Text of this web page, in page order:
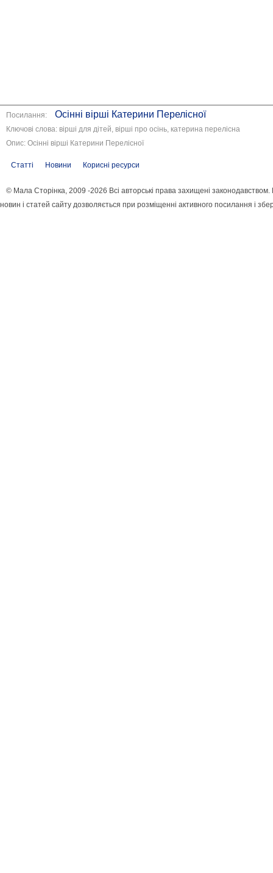
Посилання: Осінні вірші Катерини Перелісної
Ключові слова: вірші для дітей, вірші про осінь, катерина перелісна
Опис: Осінні вірші Катерини Перелісної
Статті Новини Корисні ресурси
© Мала Сторінка, 2009 -2026 Всі авторські права захищені
новин і статей сайту дозволяється при розміщенні активного посилання і